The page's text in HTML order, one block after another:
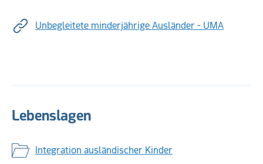
Unbegleitete minderjährige Ausländer - UMA
Lebenslagen
Integration ausländischer Kinder